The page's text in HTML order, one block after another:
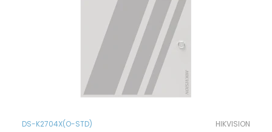
DS-K2704X(O-STD) HIKVISION